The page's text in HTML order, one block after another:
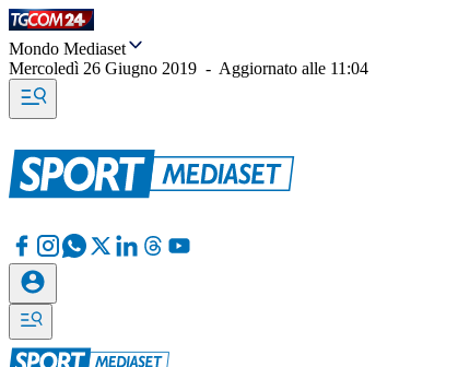
Mondo Mediaset
Mercoledì 26 Giugno 2019 - Aggiornato alle 11:04